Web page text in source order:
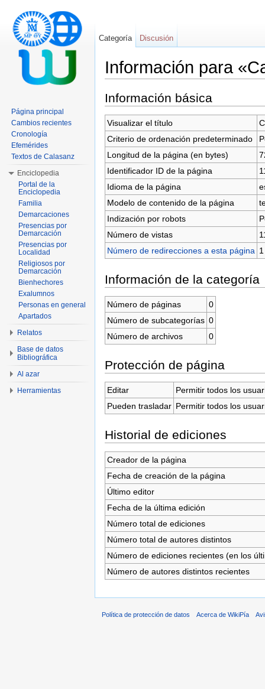
Información para
Información básica
Visualizar el título
Criterio de ordenación predeterminado
Longitud de la página (en bytes)
Identificador ID de la página
Idioma de la página
Modelo de contenido de la página
Indización por robots
Número de vistas
Número de redirecciones a esta página 1
Información de la categoría
Número de páginas
0
Número de subcategorías 0
Número de archivos
0
Protección de página
Editar
Permitir todos los
Pueden trasladar Permitir todos los
Historial de ediciones
Creador de la página
Fecha de creación de la página
Último editor
Fecha de la última edición
Número total de ediciones
Número total de autores distintos
Número de ediciones recientes (en los
Número de autores distintos recientes
Categoría Discusión
Página principal
Cambios recientes
Cronología
Efemérides
Textos de Calasanz
Enciclopedia
Portal de la
Enciclopedia
Familia
Demarcaciones
Presencias por
Demarcación
Presencias por
Localidad
Religiosos por
Demarcación
Bienhechores
Exalumnos
Personas en general
Apartados
Relatos
Base de datos
Bibliográfica
Al azar
Herramientas
Política de protección de datos Acerca de WikiPía